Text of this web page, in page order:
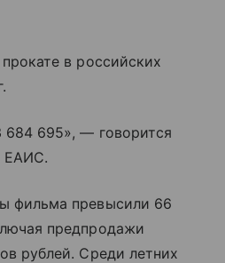
в российских
695», — говорится
ЕАИС.
фильма превысили 66
предпродажи
рублей. Среди летних